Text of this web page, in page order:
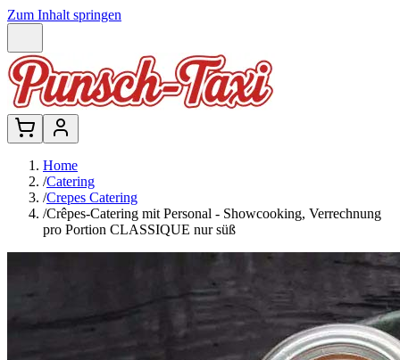
Zum Inhalt springen
Home
/Catering
/Crepes Catering
/Crêpes-Catering mit Personal - Showcooking, Verrechnung
pro Portion CLASSIQUE nur süß